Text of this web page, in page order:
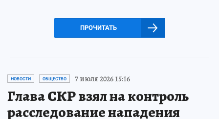
ПРОЧИТАТЬ
НОВОСТИ ОБЩЕСТВО 7 июля 2026 15:16
Глава СКР взял на контроль
расследование нападения